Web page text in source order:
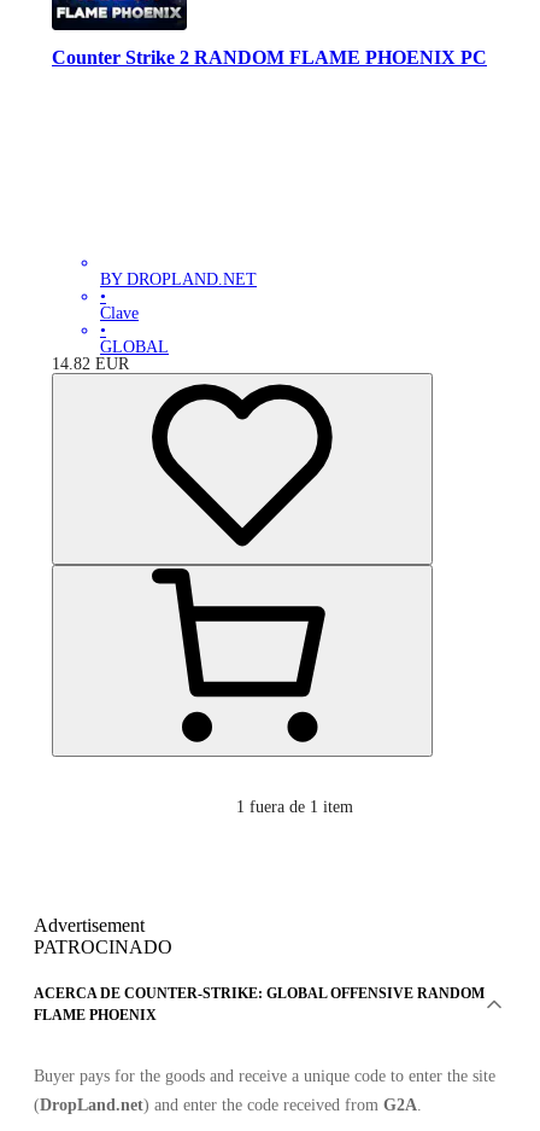
Counter Strike 2 RANDOM FLAME PHOENIX PC
BY DROPLAND.NET
•
Clave
•
GLOBAL
14.82 EUR
1 fuera de 1 item
Advertisement
PATROCINADO
ACERCA DE COUNTER-STRIKE: GLOBAL OFFENSIVE RANDOM
FLAME PHOENIX
Buyer pays for the goods and receive a unique code to enter the site
(DropLand.net) and enter the code received from G2A